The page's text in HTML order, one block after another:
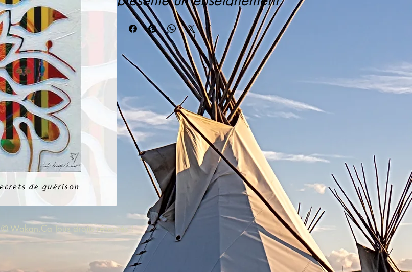
ancestral qui dévoile la spirale
évolutive qui libère l’âme
entravée. Ce livre vous
permet de découvrir les cycles
de croissance, les obstacles
ainsi que les illusions qui
vous emprisonnent dans la
souffrance. La guérison par la
conscience qui s’éveille
tout au long de la lecture
permet au Chercheur de Vérité
d’avancer vers sa libération.
« L’amour ne fait pas mal,
seules les peurs nous font
souffrir ».
© Wakan.Ca Tous droits réservés !